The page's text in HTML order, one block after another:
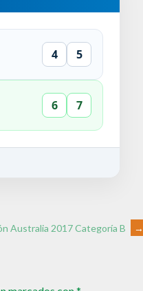
4 5
6 7
Australia 2017 Categoría B →